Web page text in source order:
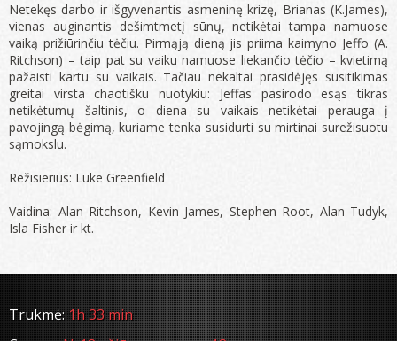
Netekęs darbo ir išgyvenantis asmeninę krizę, Brianas (K.James),
vienas auginantis dešimtmetį sūnų, netikėtai tampa namuose
vaiką prižiūrinčiu tėčiu. Pirmąją dieną jis priima kaimyno Jeffo (A.
Ritchson) – taip pat su vaiku namuose liekančio tėčio – kvietimą
pažaisti kartu su vaikais. Tačiau nekaltai prasidėjęs susitikimas
greitai virsta chaotišku nuotykiu: Jeffas pasirodo esąs tikras
netikėtumų šaltinis, o diena su vaikais netikėtai perauga į
pavojingą bėgimą, kuriame tenka susidurti su mirtinai surežisuotu
sąmokslu.
Režisierius: Luke Greenfield
Vaidina: Alan Ritchson, Kevin James, Stephen Root, Alan Tudyk,
Isla Fisher ir kt.
Trukmė: 1h 33 min